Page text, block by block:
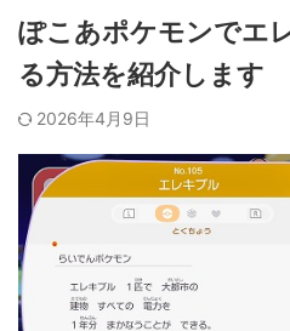
ぽこあポケモンでエ
る方法を紹介します
2026年4月9日